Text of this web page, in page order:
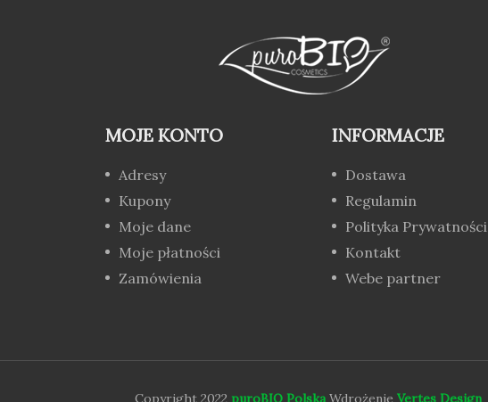
MOJE KONTO
Adresy
Kupony
Moje dane
Moje płatności
Zamówienia
INFORMACJE
Dostawa
Regulamin
Polityka Prywatności
Kontakt
Webe partner
Copyright 2022 puroBIO PolskaWdrożenie Vertes Design